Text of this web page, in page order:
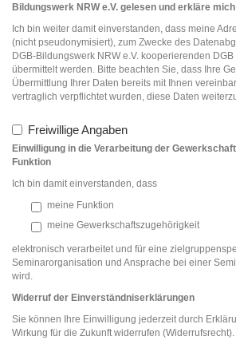
Bildungswerk NRW e.V. gelesen und erkläre
Ich bin weiter damit einverstanden, dass meine
(nicht pseudonymisiert), zum Zwecke des
DGB-Bildungswerk NRW e.V. kooperierenden
übermittelt werden. Bitte beachten Sie, dass Ihre
Übermittlung Ihrer Daten bereits mit Ihnen
vertraglich verpflichtet wurden, diese Daten
Freiwillige Angaben
Einwilligung in die Verarbeitung der
Funktion
Ich bin damit einverstanden, dass
meine Funktion
meine Gewerkschaftszugehörigkeit
elektronisch verarbeitet und für eine
Seminarorganisation und Ansprache bei einer
wird.
Widerruf der Einverständniserklärungen
Sie können Ihre Einwilligung jederzeit durch
Wirkung für die Zukunft widerrufen (Widerrufsrecht).